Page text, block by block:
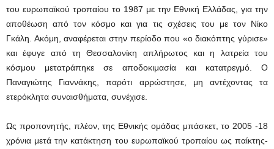
του ευρωπαϊκού τροπαίου το 1987 με την Εθνική Ελλάδας, για την
αποθέωση από τον κόσμο και για τις σχέσεις του με τον Νίκο
Γκάλη. Ακόμη, αναφέρεται στην περίοδο που «ο διακόπτης γύρισε»
και έφυγε από τη Θεσσαλονίκη απλήρωτος και η λατρεία του
κόσμου μετατράπηκε σε αποδοκιμασία και κατατρεγμό. Ο
Παναγιώτης Γιαννάκης, παρότι αρρώστησε, μη αντέχοντας τα
ετερόκλητα συναισθήματα, συνέχισε.
Ως προπονητής, πλέον, της Εθνικής ομάδας μπάσκετ, το 2005 -18
χρόνια μετά την κατάκτηση του ευρωπαϊκού τροπαίου ως παίκτης-